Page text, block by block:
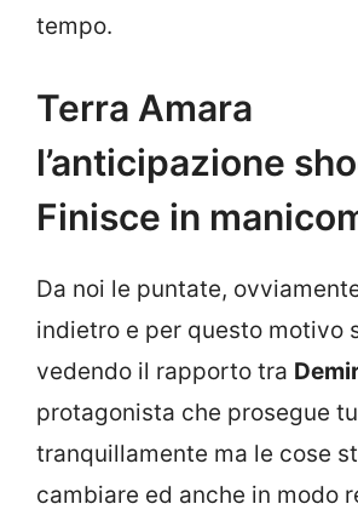
tempo.
Terra Amara
l’anticipazione
Finisce in
Da noi le puntate,
indietro e per questo motivo
vedendo il rapporto tra
protagonista che prosegue
tranquillamente ma le cose
cambiare ed anche in modo